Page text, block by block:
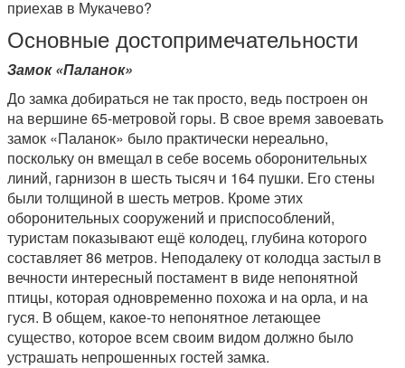
приехав в Мукачево?
Основные достопримечательности
Замок «Паланок»
До замка добираться не так просто, ведь построен он
на вершине 65-метровой горы. В свое время завоевать
замок «Паланок» было практически нереально,
поскольку он вмещал в себе восемь оборонительных
линий, гарнизон в шесть тысяч и 164 пушки. Его стены
были толщиной в шесть метров. Кроме этих
оборонительных сооружений и приспособлений,
туристам показывают ещё колодец, глубина которого
составляет 86 метров. Неподалеку от колодца застыл в
вечности интересный постамент в виде непонятной
птицы, которая одновременно похожа и на орла, и на
гуся. В общем, какое-то непонятное летающее
существо, которое всем своим видом должно было
устрашать непрошенных гостей замка.